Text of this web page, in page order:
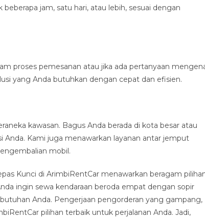
jam, satu hari, atau lebih, sesuai dengan
proses pemesanan atau jika ada pertanyaan
yang Anda butuhkan dengan cepat dan efisien.
kawasan. Bagus Anda berada di kota besar atau
Kami juga menawarkan layanan antar jemput
mobil.
Kunci di ArimbiRentCar menawarkan beragam
ingin sewa kendaraan beroda empat dengan sopir
Anda. Pengerjaan pengorderan yang gampang,
pilihan terbaik untuk perjalanan Anda. Jadi,